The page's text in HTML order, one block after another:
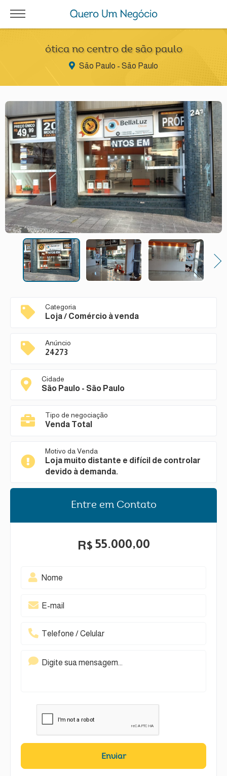
ótica no centro de são paulo
São Paulo - São Paulo
Next
Categoria
Loja / Comércio à venda
Anúncio
24273
Cidade
São Paulo - São Paulo
Tipo de negociação
Venda Total
Motivo da Venda
Loja muito distante e difícil de controlar
devido à demanda.
Entre em Contato
R$ 55.000,00
Enviar